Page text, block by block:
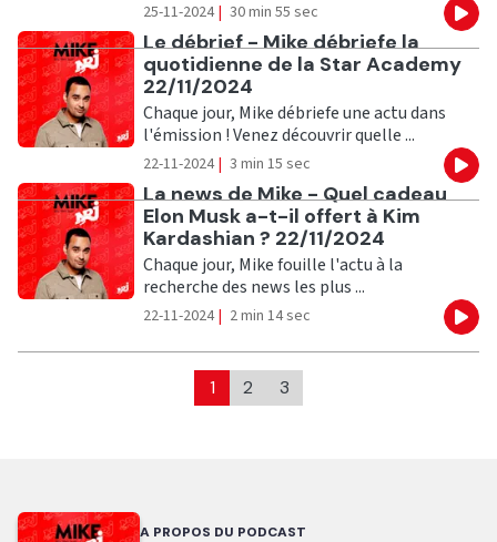
25-11-2024 | 30 min 55 sec
Ecouter
Le débrief - Mike débriefe la
quotidienne de la Star Academy
22/11/2024
Chaque jour, Mike débriefe une actu dans
l'émission ! Venez découvrir quelle ...
22-11-2024 | 3 min 15 sec
Ecouter
La news de Mike - Quel cadeau
Elon Musk a-t-il offert à Kim
Kardashian ? 22/11/2024
Chaque jour, Mike fouille l'actu à la
recherche des news les plus ...
22-11-2024 | 2 min 14 sec
1 2 3
A PROPOS DU PODCAST